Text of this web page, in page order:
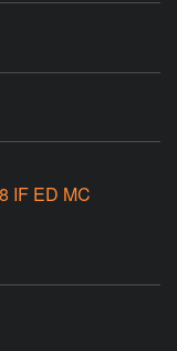
IF ED MC